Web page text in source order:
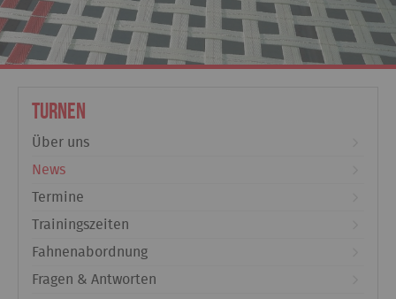
Turnen
Über uns
News
Termine
Trainingszeiten
Fahnenabordnung
Fragen & Antworten